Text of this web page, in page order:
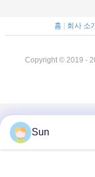
홈 | 회사 소
Copyright © 2019 -
Sun